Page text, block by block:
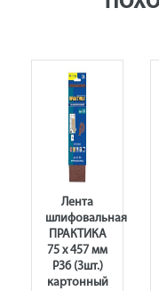
Лента
шлифовальная
ПРАКТИКА
75 х 457 мм
P36 (3шт.)
картонный